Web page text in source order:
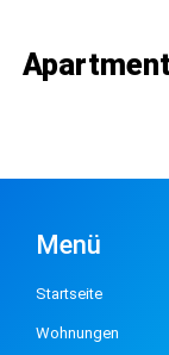
Menü
Startseite
Wohnungen